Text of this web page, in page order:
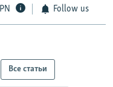
Follow us
Все статьи